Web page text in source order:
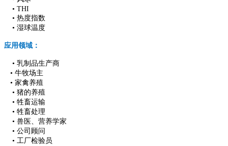
• THI
• 热度指数
• 湿球温度
应用领域：
• 乳制品生产商
• 牛牧场主
• 家禽养殖
• 猪的养殖
• 牲畜运输
• 牲畜处理
• 兽医、营养学家
• 公司顾问
• 工厂检验员